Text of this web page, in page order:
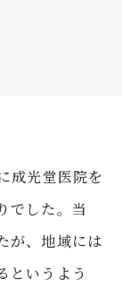
成光堂医院を
でした。当
が、地域には
というよう